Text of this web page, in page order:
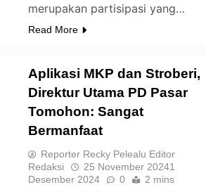
merupakan partisipasi yang…
Read More
Aplikasi MKP dan Stroberi,
Direktur Utama PD Pasar
Tomohon: Sangat
Bermanfaat
Reporter Recky Pelealu Editor
Redaksi
25 November 20241
Desember 2024
0 2 mins